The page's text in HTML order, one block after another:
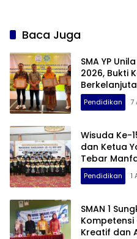
Baca Juga
SMA YP
2026, Bukti
Pendidikan 7
Wisuda Ke-
dan Ketua
Tebar
Pendidikan 1
SMAN 1
Kompetensi
Kreatif dan